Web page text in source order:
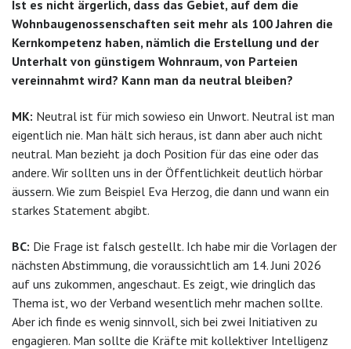
Ist es nicht ärgerlich, dass das Gebiet, auf dem die
Wohnbaugenossenschaften seit mehr als 100 Jahren die
Kernkompetenz haben, nämlich die Erstellung und der
Unterhalt von günstigem Wohnraum, von Parteien
vereinnahmt wird? Kann man da neutral bleiben?
MK: Neutral ist für mich sowieso ein Unwort. Neutral ist man
eigentlich nie. Man hält sich heraus, ist dann aber auch nicht
neutral. Man bezieht ja doch Position für das eine oder das
andere. Wir sollten uns in der Öffentlichkeit deutlich hörbar
äussern. Wie zum Beispiel Eva Herzog, die dann und wann ein
starkes Statement abgibt.
BC: Die Frage ist falsch gestellt. Ich habe mir die Vorlagen der
nächsten Abstimmung, die voraussichtlich am 14. Juni 2026
auf uns zukommen, angeschaut. Es zeigt, wie dringlich das
Thema ist, wo der Verband wesentlich mehr machen sollte.
Aber ich finde es wenig sinnvoll, sich bei zwei Initiativen zu
engagieren. Man sollte die Kräfte mit kollektiver Intelligenz